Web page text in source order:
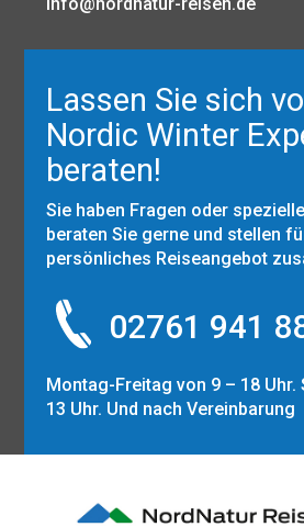
Lassen Sie sich
Nordic Winter
beraten!
Sie haben Fragen oder
beraten Sie gerne und stellen
persönliches Reiseangebot
02761 941
Montag-Freitag von 9 – 18 Uhr.
13 Uhr. Und nach Vereinbarung